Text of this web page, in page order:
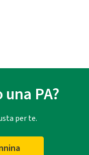
una PA?
per te.